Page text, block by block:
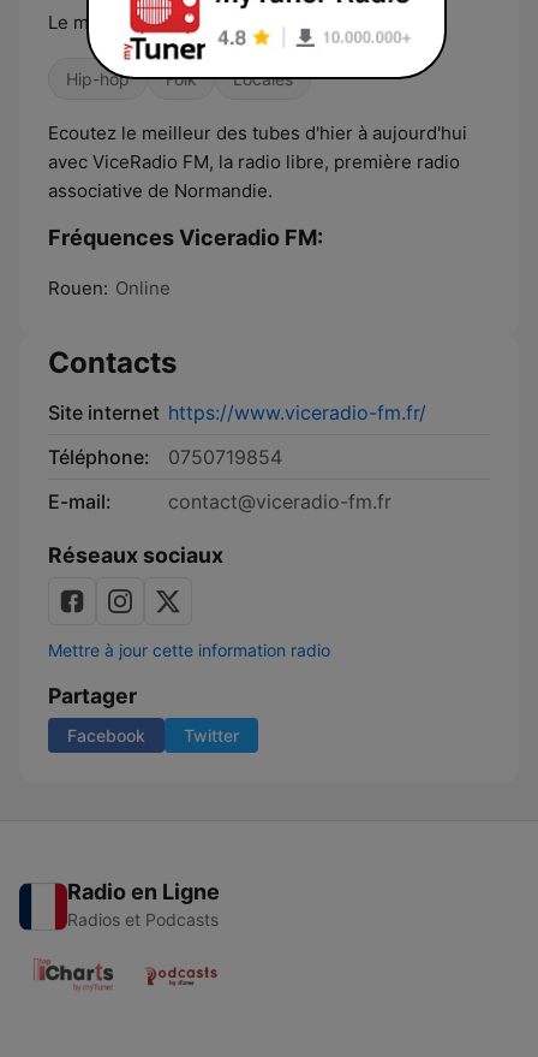
Le meilleur des tubes d'hier à aujourd'hui.
Hip-hop Folk Locales
Ecoutez le meilleur des tubes d'hier à aujourd'hui
avec ViceRadio FM, la radio libre, première radio
associative de Normandie.
Fréquences Viceradio FM:
Rouen: Online
Contacts
Site internet https://www.viceradio-fm.fr/
Téléphone:
0750719854
E-mail:
contact@viceradio-fm.fr
Réseaux sociaux
Mettre à jour cette information radio
Partager
Facebook Twitter
Radio en Ligne
Radios et Podcasts